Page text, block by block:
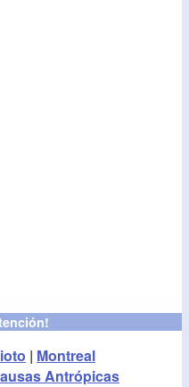
| Montreal
Antrópicas